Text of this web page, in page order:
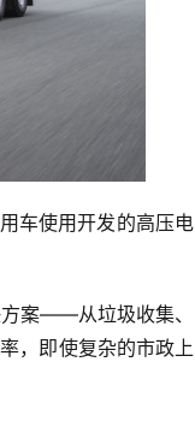
车使用开发的高压电
案——从垃圾收集、
，即使复杂的市政上